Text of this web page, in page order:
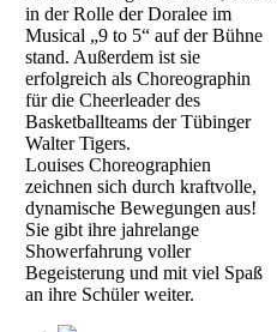
in der Rolle der Doralee im
Musical „9 to 5“ auf der Bühne
stand. Außerdem ist sie
erfolgreich als Choreographin
für die Cheerleader des
Basketballteams der Tübinger
Walter Tigers.
Louises Choreographien
zeichnen sich durch kraftvolle,
dynamische Bewegungen aus!
Sie gibt ihre jahrelange
Showerfahrung voller
Begeisterung und mit viel Spaß
an ihre Schüler weiter.